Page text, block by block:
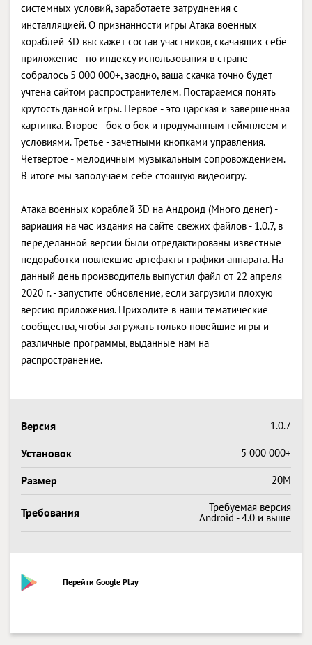
системных условий, заработаете затруднения с
инсталляцией. О признанности игры Атака военных
кораблей 3D выскажет состав участников, скачавших себе
приложение - по индексу использования в стране
собралось 5 000 000+, заодно, ваша скачка точно будет
учтена сайтом распространителем. Постараемся понять
крутость данной игры. Первое - это царская и завершенная
картинка. Второе - бок о бок и продуманным геймплеем и
условиями. Третье - зачетными кнопками управления.
Четвертое - мелодичным музыкальным сопровождением.
В итоге мы заполучаем себе стоящую видеоигру.
Атака военных кораблей 3D на Андроид (Много денег) -
вариация на час издания на сайте свежих файлов - 1.0.7, в
переделанной версии были отредактированы известные
недоработки повлекшие артефакты графики аппарата. На
данный день производитель выпустил файл от 22 апреля
2020 г. - запустите обновление, если загрузили плохую
версию приложения. Приходите в наши тематические
сообщества, чтобы загружать только новейшие игры и
различные программы, выданные нам на
распространение.
Версия 1.0.7
Установок 5 000 000+
Размер 20M
Требования Требуемая версия
Android - 4.0 и выше
Перейти Google Play